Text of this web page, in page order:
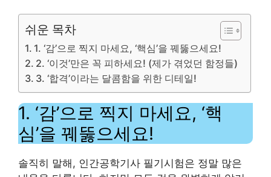
쉬운 목차
1. ‘감’으로 찍지 마세요, ‘핵심’을 꿰뚫으세요!
2. ‘이것’만은 꼭 피하세요! (제가 겪었던 함정들)
3. ‘합격’이라는 달콤함을 위한 디테일!
1. ‘감’으로 찍지 마세요, ‘핵
심’을 꿰뚫으세요!
솔직히 말해, 인간공학기사 필기시험은 정말 많은